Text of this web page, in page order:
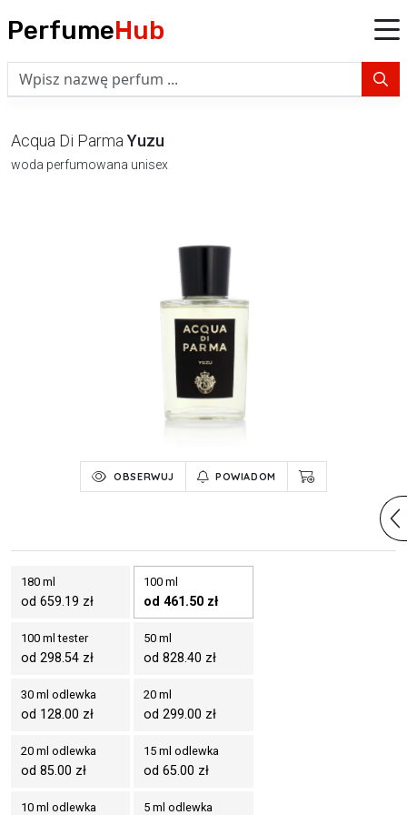
PerfumeHub
Acqua Di Parma Yuzu
woda perfumowana unisex
OBSERWUJ POWIADOM
180 ml
od 659.19 zł
100 ml
od 461.50 zł
100 ml tester
od 298.54 zł
50 ml
od 828.40 zł
30 ml odlewka
od 128.00 zł
20 ml
od 299.00 zł
20 ml odlewka
od 85.00 zł
15 ml odlewka
od 65.00 zł
10 ml odlewka 5 ml odlewka